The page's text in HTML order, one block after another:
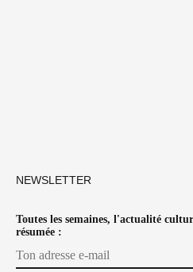
NEWSLETTER
Toutes les semaines, l'actualité
résumée :